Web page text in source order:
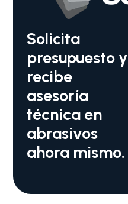
Solicita
presupuesto y
recibe
asesoría
técnica en
abrasivos
ahora mismo.